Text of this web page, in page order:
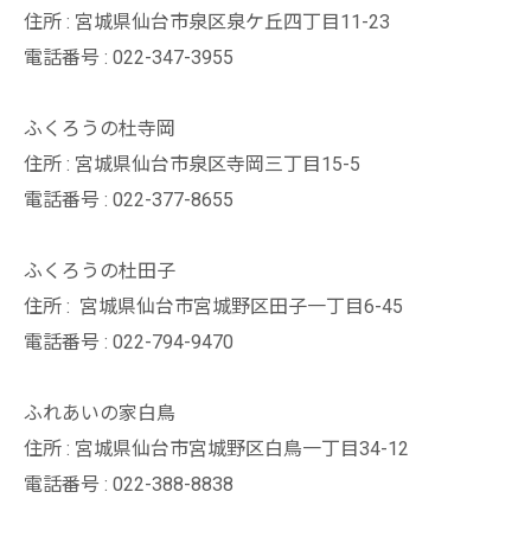
住所 : 宮城県仙台市泉区泉ケ丘四丁目11-23
電話番号 : 022-347-3955
ふくろうの杜寺岡
住所 : 宮城県仙台市泉区寺岡三丁目15-5
電話番号 : 022-377-8655
ふくろうの杜田子
住所 : 宮城県仙台市宮城野区田子一丁目6-45
電話番号 : 022-794-9470
ふれあいの家白鳥
住所 : 宮城県仙台市宮城野区白鳥一丁目34-12
電話番号 : 022-388-8838